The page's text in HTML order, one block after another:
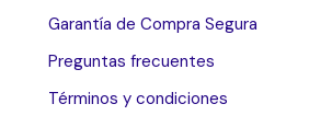
Garantía de Compra Segura
Preguntas frecuentes
Términos y condiciones